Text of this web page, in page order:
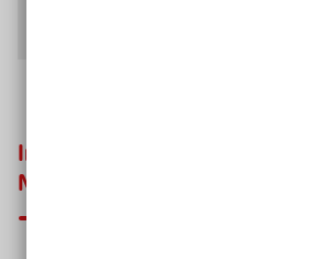
Inklusives Zusammenleben:
Mischung an